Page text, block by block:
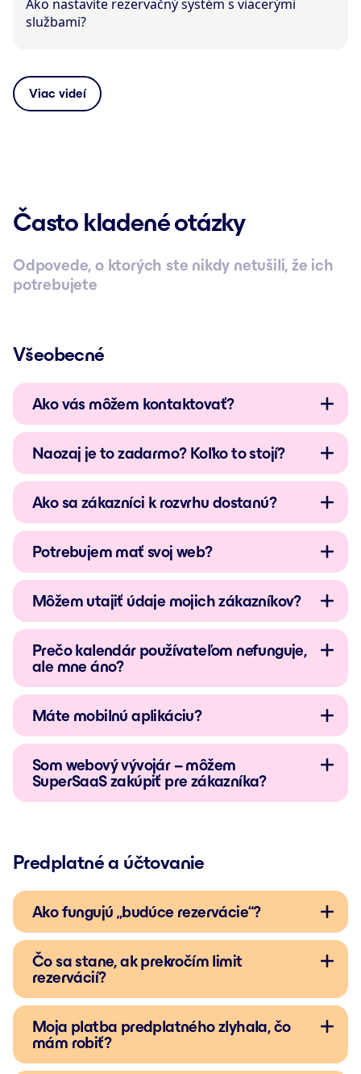
Ako nastavíte rezervačný systém s viacerými
službami?
Viac videí
Často kladené otázky
Odpovede, o ktorých ste nikdy netušili, že ich
potrebujete
Všeobecné
Ako vás môžem kontaktovať?
Naozaj je to zadarmo? Koľko to stojí?
Ako sa zákazníci k rozvrhu dostanú?
Potrebujem mať svoj web?
Môžem utajiť údaje mojich zákazníkov?
Prečo kalendár používateľom nefunguje,
ale mne áno?
Máte mobilnú aplikáciu?
Som webový vývojár – môžem
SuperSaaS zakúpiť pre zákazníka?
Predplatné a účtovanie
Ako fungujú „budúce rezervácie“?
Čo sa stane, ak prekročím limit
rezervácií?
Moja platba predplatného zlyhala, čo
mám robiť?